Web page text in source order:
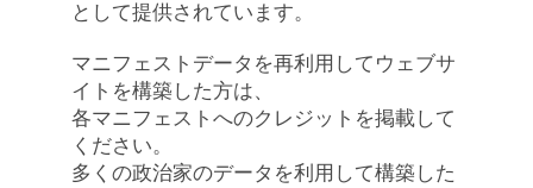
として提供されています。
マニフェストデータを再利用してウェブサ
イトを構築した方は、
各マニフェストへのクレジットを掲載して
ください。
多くの政治家のデータを利用して構築した